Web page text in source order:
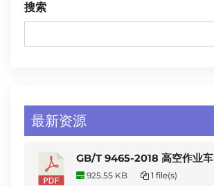
搜索
最新资源
GB/T 9465-2018 高空作业车
925.55 KB 1 file(s)